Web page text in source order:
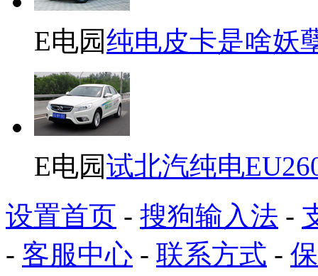
E电园纯电皮卡是啥妖
E电园试北汽纯电
设置首页 - 搜狗输入法 -
- 客服中心 - 联系方式 -